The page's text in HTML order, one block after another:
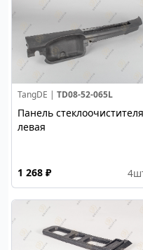
TangDE | TD08-52-065L
Панель стеклоочистителя
левая
1 268 ₽ 4